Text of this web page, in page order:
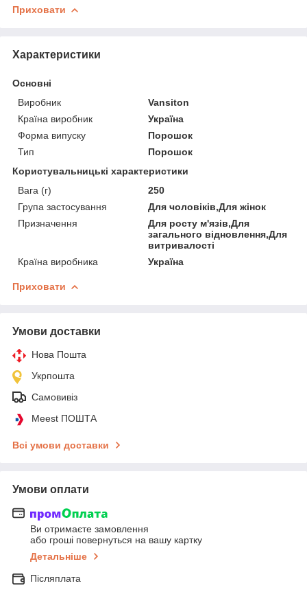
Приховати
Характеристики
Основні
Виробник
Vansiton
Країна виробник
Україна
Форма випуску
Порошок
Тип
Порошок
Користувальницькі характеристики
Вага (г)
250
Група застосування
Для чоловіків,Для жінок
Призначення
Для росту м'язів,Для
загального відновлення,Для
витривалості
Країна виробника
Україна
Приховати
Умови доставки
Нова Пошта
Укрпошта
Самовивіз
Meest ПОШТА
Всі умови доставки
Умови оплати
Ви отримаєте замовлення
або гроші повернуться на вашу картку
Детальніше
Післяплата